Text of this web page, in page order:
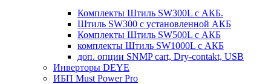
Комплекты Штиль SW300L с АКБ.
Штиль SW300 с установленной АКБ
Комплекты Штиль SW500L с АКБ
комплекты Штиль SW1000L с АКБ
доп. опции SNMP cart, Dry-contakt, USB
Инверторы DEYE
ИБП Must Power Pro